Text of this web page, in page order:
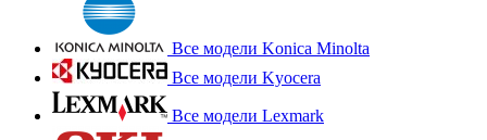
Все модели Konica Minolta
Все модели Kyocera
Все модели Lexmark